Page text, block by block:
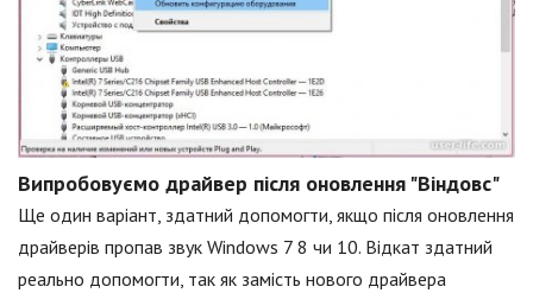
Випробовуємо драйвер після оновлення "Віндовс"
Ще один варіант, здатний допомогти, якщо після оновлення
драйверів пропав звук Windows 7 8 чи 10. Відкат здатний
реально допомогти, так як замість нового драйвера